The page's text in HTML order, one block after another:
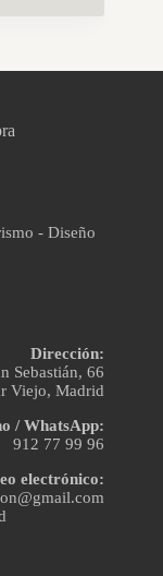
- Diseño
Dirección:
Sebastián, 66
Viejo, Madrid
/ WhatsApp:
912 77 99 96
electrónico: